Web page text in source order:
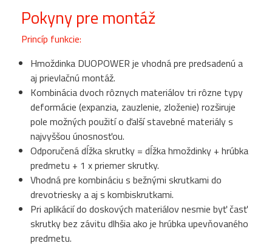
Pokyny pre montáž
Princíp funkcie:
Hmoždinka DUOPOWER je vhodná pre predsadenú a
aj prievlačnú montáž.
Kombinácia dvoch rôznych materiálov tri rôzne typy
deformácie (expanzia, zauzlenie, zloženie) rozširuje
pole možných použití o ďalší stavebné materiály s
najvyššou únosnosťou.
Odporučená dĺžka skrutky = dĺžka hmoždinky + hrúbka
predmetu + 1 x priemer skrutky.
Vhodná pre kombináciu s bežnými skrutkami do
drevotriesky a aj s kombiskrutkami.
Pri aplikácií do doskových materiálov nesmie byť časť
skrutky bez závitu dlhšia ako je hrúbka upevňovaného
predmetu.